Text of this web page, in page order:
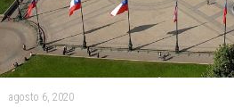
agosto 6, 2020